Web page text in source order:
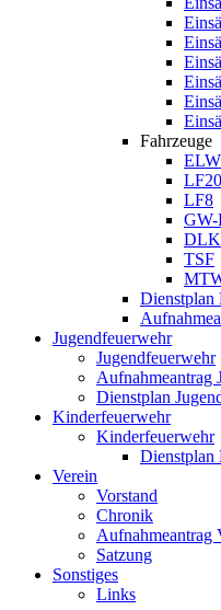
Fahrzeuge
ELW
LF8
DLK
TSF
Dienstplan
Jugendfeuerwehr
Jugendfeuerwehr
Aufnahmeantrag
Dienstplan
Kinderfeuerwehr
Kinderfeuerwehr
Dienstplan
Verein
Vorstand
Chronik
Aufnahmeantrag
Satzung
Sonstiges
Links